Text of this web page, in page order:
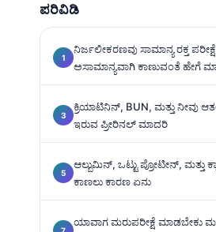
ಪರಿವಿಡಿ
ನಿರ್ಜಲೀಕರಣವು ಸಾಮಾನ್ಯ ರಕ್ತ
ಅಸಾಮಾನ್ಯವಾಗಿ ಕಾಣುವಂತೆ ಹೇಗೆ
ಕ್ರಿಯಾಟಿನಿನ್, BUN, ಮತ್ತು ನೀವು
ಇರುವ ಪ್ರೀರಿನಲ್ ಮಾದರಿ
ಆಲ್ಬುಮಿನ್, ಒಟ್ಟು ಪ್ರೋಟೀನ್, ಮತ್ತು
ಕಾಣಲು ಕಾರಣ ಏನು
ಯಾವಾಗ ಮರುಪರೀಕ್ಷೆ ಮಾಡಬೇಕು